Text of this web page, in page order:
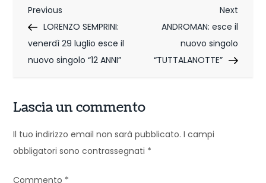
N
a
v
g
a
z
i
Previous
Post
Previous
LORENZO SEMPRINI:
venerdì 29 luglio esce il
nuovo singolo “12 ANNI”
Next
Post
Next
ANDROMAN: esce il
nuovo singolo
“TUTTALANOTTE”
Lascia un commento
Il tuo indirizzo email non sarà pubblicato. I campi
obbligatori sono contrassegnati *
Commento *